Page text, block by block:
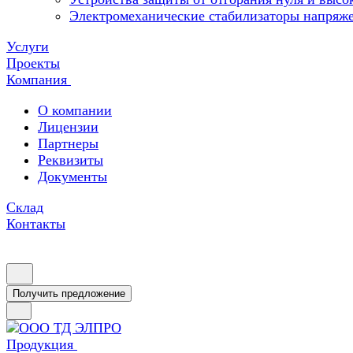
Электромеханические стабилизаторы
Услуги
Проекты
Компания
О компании
Лицензии
Партнеры
Реквизиты
Документы
Склад
Контакты
Получить предложение
Продукция